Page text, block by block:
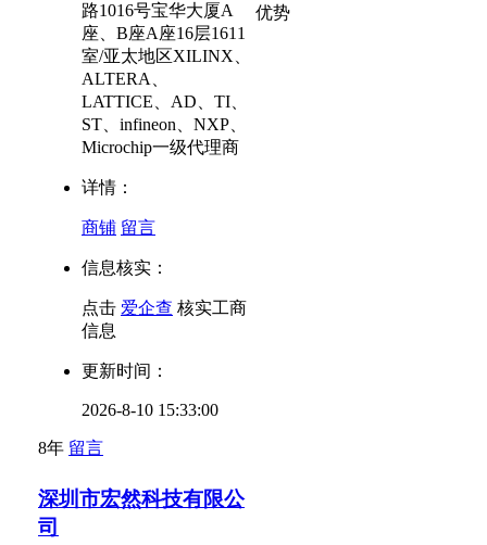
路1016号宝华大厦A
座、B座A座16层1611
室/亚太地区XILINX、
ALTERA、
LATTICE、AD、TI、
ST、infineon、NXP、
Microchip一级代理商
详情：
商铺 留言
信息核实：
点击 爱企查 核实工商
信息
更新时间：
2026-8-10 15:33:00
8年 留言
优势
深圳市宏然科技有限公
司